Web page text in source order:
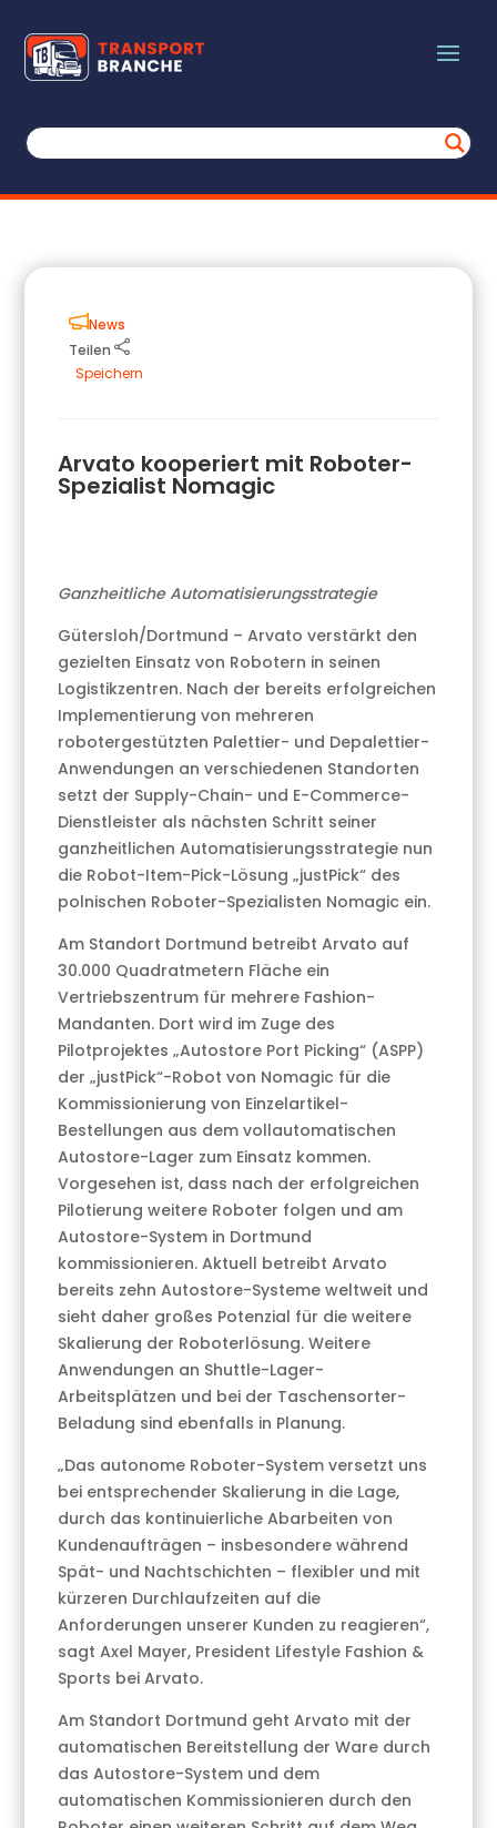
News
Teilen
Speichern
Arvato kooperiert mit Roboter-
Spezialist Nomagic
Ganzheitliche Automatisierungsstrategie
Gütersloh/Dortmund – Arvato verstärkt den
gezielten Einsatz von Robotern in seinen
Logistikzentren. Nach der bereits erfolgreichen
Implementierung von mehreren
robotergestützten Palettier- und Depalettier-
Anwendungen an verschiedenen Standorten
setzt der Supply-Chain- und E-Commerce-
Dienstleister als nächsten Schritt seiner
ganzheitlichen Automatisierungsstrategie nun
die Robot-Item-Pick-Lösung „justPick“ des
polnischen Roboter-Spezialisten Nomagic ein.
Am Standort Dortmund betreibt Arvato auf
30.000 Quadratmetern Fläche ein
Vertriebszentrum für mehrere Fashion-
Mandanten. Dort wird im Zuge des
Pilotprojektes „Autostore Port Picking“ (ASPP)
der „justPick“-Robot von Nomagic für die
Kommissionierung von Einzelartikel-
Bestellungen aus dem vollautomatischen
Autostore-Lager zum Einsatz kommen.
Vorgesehen ist, dass nach der erfolgreichen
Pilotierung weitere Roboter folgen und am
Autostore-System in Dortmund
kommissionieren. Aktuell betreibt Arvato
bereits zehn Autostore-Systeme weltweit und
sieht daher großes Potenzial für die weitere
Skalierung der Roboterlösung. Weitere
Anwendungen an Shuttle-Lager-
Arbeitsplätzen und bei der Taschensorter-
Beladung sind ebenfalls in Planung.
„Das autonome Roboter-System versetzt uns
bei entsprechender Skalierung in die Lage,
durch das kontinuierliche Abarbeiten von
Kundenaufträgen – insbesondere während
Spät- und Nachtschichten – flexibler und mit
kürzeren Durchlaufzeiten auf die
Anforderungen unserer Kunden zu reagieren“,
sagt Axel Mayer, President Lifestyle Fashion &
Sports bei Arvato.
Am Standort Dortmund geht Arvato mit der
automatischen Bereitstellung der Ware durch
das Autostore-System und dem
automatischen Kommissionieren durch den